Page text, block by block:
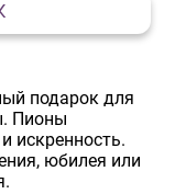
подарок для
Пионы
искренность.
юбилея или